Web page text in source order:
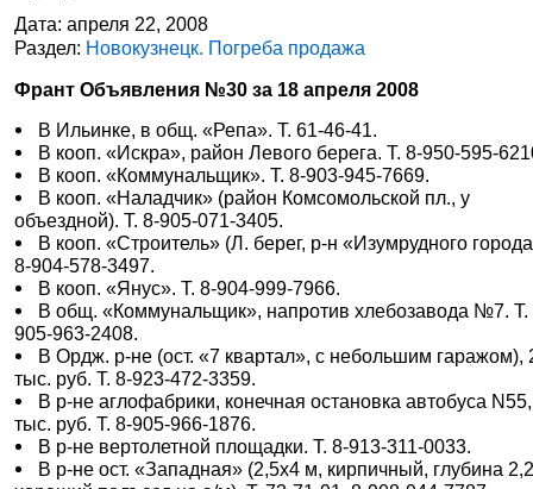
Дата: апреля 22, 2008
Раздел: Новокузнецк. Погреба продажа
Франт Объявления №30 за 18 апреля 2008
В Ильинке, в общ. «Репа». Т. 61-46-41.
В кооп. «Искра», район Левого берега. Т. 8-950-595-
В кооп. «Коммунальщик». Т. 8-903-945-7669.
В кооп. «Наладчик» (район Комсомольской пл., у
объездной). Т. 8-905-071-3405.
В кооп. «Строитель» (Л. берег, р-н «Изумрудного
8-904-578-3497.
В кооп. «Янус». Т. 8-904-999-7966.
В общ. «Коммунальщик», напротив хлебозавода №7. Т.
905-963-2408.
В Ордж. р-не (ост. «7 квартал», с небольшим гаражом),
тыс. руб. Т. 8-923-472-3359.
В р-не аглофабрики, конечная остановка автобуса
тыс. руб. Т. 8-905-966-1876.
В р-не вертолетной площадки. Т. 8-913-311-0033.
В р-не ост. «Западная» (2,5х4 м, кирпичный, глубина